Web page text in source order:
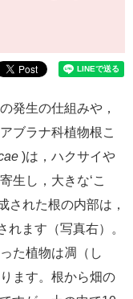
한국어 日本語
発生の仕組みや，
ブラナ科植物根こ
)は，ハクサイや
生し，大きな‘こ
された根の内部は，
れます（写真右）。
た植物は凋（し
ます。根から畑の